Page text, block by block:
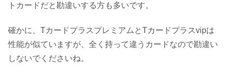
トカードだと勘違いする方も多いです。
確かに、TカードプラスプレミアムとTカードプラスvipは
性能が似ていますが、全く持って違うカードなので勘違い
しないでくださいね。